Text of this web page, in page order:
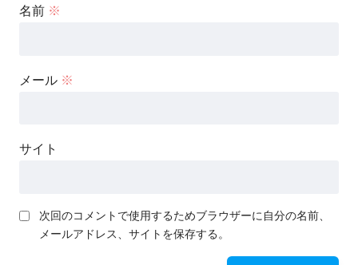
名前 ※
メール ※
サイト
次回のコメントで使用するためブラウザーに自分の名前、
メールアドレス、サイトを保存する。